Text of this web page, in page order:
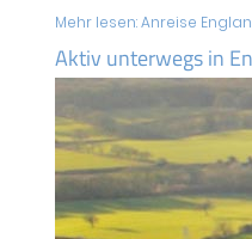
Mehr lesen:Anreise
Aktiv unterwegs in